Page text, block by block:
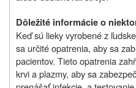
Dôležité informácie o
Keď sú lieky vyrobené z
sa určité opatrenia, aby sa
pacientov. Tieto opatrenia
krvi a plazmy, aby sa